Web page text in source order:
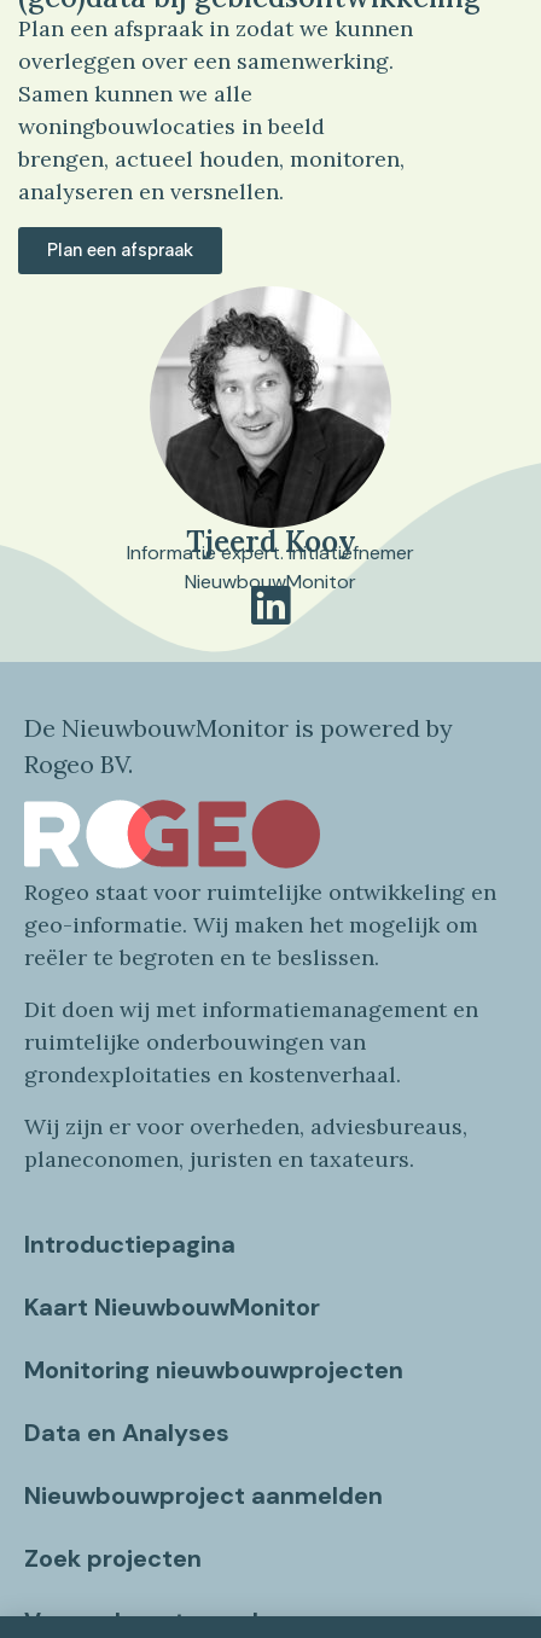
Plan een afspraak in zodat we kunnen
overleggen over een samenwerking.
Samen kunnen we alle
woningbouwlocaties in beeld
brengen, actueel houden, monitoren,
analyseren en versnellen.
Plan een afspraak
Tjeerd Kooy
Informatie expert. Initiatiefnemer
NieuwbouwMonitor
De NieuwbouwMonitor is powered by
Rogeo BV.
Rogeo staat voor ruimtelijke ontwikkeling en
geo-informatie. Wij maken het mogelijk om
reëler te begroten en te beslissen.
Dit doen wij met informatiemanagement en
ruimtelijke onderbouwingen van
grondexploitaties en kostenverhaal.
Wij zijn er voor overheden, adviesbureaus,
planeconomen, juristen en taxateurs.
Introductiepagina
Kaart NieuwbouwMonitor
Monitoring nieuwbouwprojecten
Data en Analyses
Nieuwbouwproject aanmelden
Zoek projecten
Vragen beantwoord